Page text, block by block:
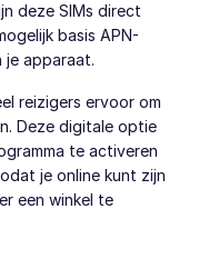
deze SIMs direct
basis APN-
je apparaat.
reizigers ervoor om
Deze digitale optie
te activeren
je online kunt zijn
een winkel te